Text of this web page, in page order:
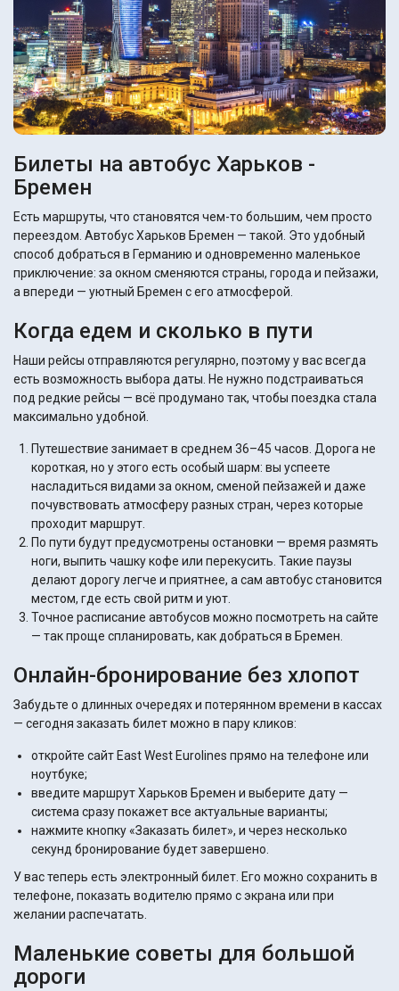
Билеты на автобус Харьков -
Бремен
Есть маршруты, что становятся чем-то большим, чем просто
переездом. Автобус Харьков Бремен — такой. Это удобный
способ добраться в Германию и одновременно маленькое
приключение: за окном сменяются страны, города и пейзажи,
а впереди — уютный Бремен с его атмосферой.
Когда едем и сколько в пути
Наши рейсы отправляются регулярно, поэтому у вас всегда
есть возможность выбора даты. Не нужно подстраиваться
под редкие рейсы — всё продумано так, чтобы поездка стала
максимально удобной.
Путешествие занимает в среднем 36–45 часов. Дорога не
короткая, но у этого есть особый шарм: вы успеете
насладиться видами за окном, сменой пейзажей и даже
почувствовать атмосферу разных стран, через которые
проходит маршрут.
По пути будут предусмотрены остановки — время размять
ноги, выпить чашку кофе или перекусить. Такие паузы
делают дорогу легче и приятнее, а сам автобус становится
местом, где есть свой ритм и уют.
Точное расписание автобусов можно посмотреть на сайте
— так проще спланировать, как добраться в Бремен.
Онлайн-бронирование без хлопот
Забудьте о длинных очередях и потерянном времени в кассах
— сегодня заказать билет можно в пару кликов:
откройте сайт East West Eurolines прямо на телефоне или
ноутбуке;
введите маршрут Харьков Бремен и выберите дату —
система сразу покажет все актуальные варианты;
нажмите кнопку «Заказать билет», и через несколько
секунд бронирование будет завершено.
У вас теперь есть электронный билет. Его можно сохранить в
телефоне, показать водителю прямо с экрана или при
желании распечатать.
Маленькие советы для большой
дороги